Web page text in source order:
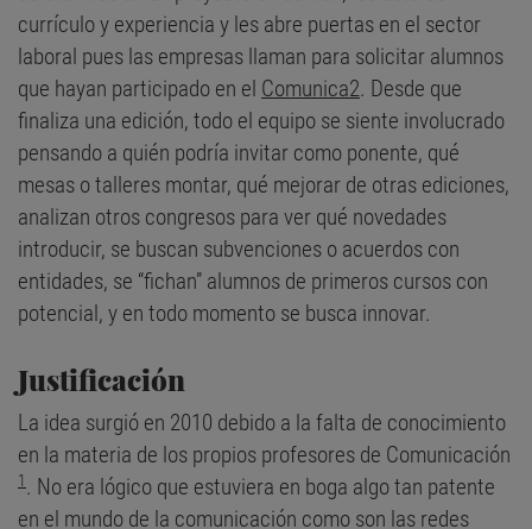
currículo y experiencia y les abre puertas en el sector
laboral pues las empresas llaman para solicitar alumnos
que hayan participado en el Comunica2. Desde que
finaliza una edición, todo el equipo se siente involucrado
pensando a quién podría invitar como ponente, qué
mesas o talleres montar, qué mejorar de otras ediciones,
analizan otros congresos para ver qué novedades
introducir, se buscan subvenciones o acuerdos con
entidades, se “fichan” alumnos de primeros cursos con
potencial, y en todo momento se busca innovar.
Justificación
La idea surgió en 2010 debido a la falta de conocimiento
en la materia de los propios profesores de Comunicación
1 . No era lógico que estuviera en boga algo tan patente
en el mundo de la comunicación como son las redes